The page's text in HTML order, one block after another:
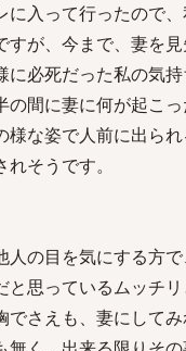
に入って行ったので
すが、今まで、妻を
に必死だった私の気
の間に妻に何が起こ
な姿で人前に出られ
そうです。
人の目を気にする方
と思っているムッチ
でさえも、妻にして